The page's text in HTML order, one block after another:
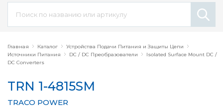
Главная Каталог
Устройства Подачи Питания и Защиты Цепи
Источники Питания
DC / DC Преобразователи
Isolated Surface Mount DC /
DC Converters
TRN 1-4815SM
TRACO POWER
Цепи
Оборудование